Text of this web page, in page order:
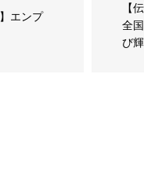
エンプ
【
全
び